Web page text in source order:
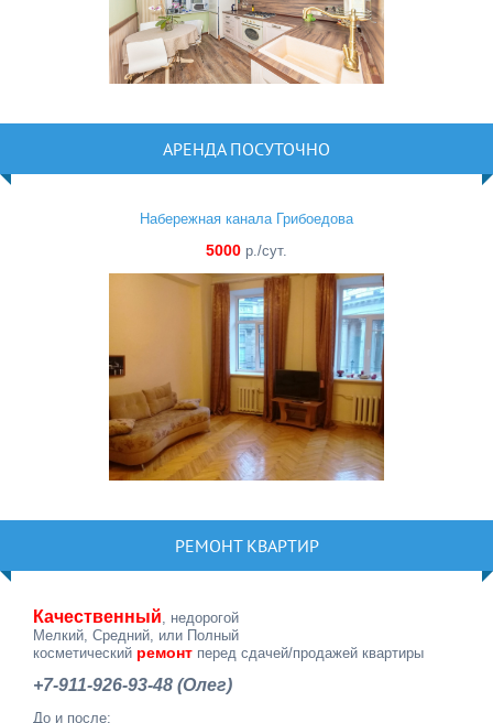
АРЕНДА ПОСУТОЧНО
Набережная канала Грибоедова
5000 р./сут.
РЕМОНТ КВАРТИР
Качественный , недорогой
Мелкий, Средний, или Полный
косметический ремонт перед сдачей/продажей квартиры
+7-911-926-93-48 (Олег)
До и после: